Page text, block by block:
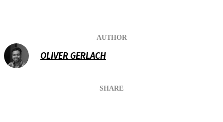
AUTHOR
OLIVER GERLACH
SHARE